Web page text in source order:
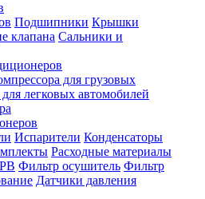
Подшипники Крышки
клапана Сальники и
для грузовых
легковых автомобилей
Испарители Конденсаторы
Расходные материалы
Фильтр осушитель Фильтр
Датчики давления